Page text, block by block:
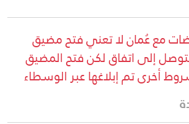
مع عُمان لا تعني فتح مضيق
إلى اتفاق لكن فتح المضيق
أخرى تم إبلاغها عبر الوسطاء